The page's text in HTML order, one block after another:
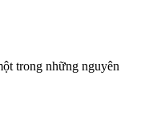
trong những nguyên